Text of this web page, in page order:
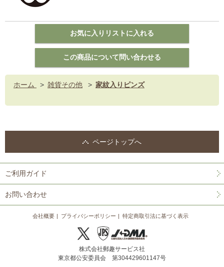
ホーム > 雑貨その他 > 家紋入りピンズ
ページトップへ
ご利用ガイド
お問い合わせ
会社概要 プライバシーポリシー 特定商取引法に基づく表示
株式会社郵趣サービス社
東京都公安委員会 第304429601147号